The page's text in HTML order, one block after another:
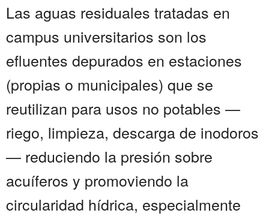
Las aguas residuales tratadas en
campus universitarios son los
efluentes depurados en estaciones
(propias o municipales) que se
reutilizan para usos no potables —
riego, limpieza, descarga de inodoros
— reduciendo la presión sobre
acuíferos y promoviendo la
circularidad hídrica, especialmente